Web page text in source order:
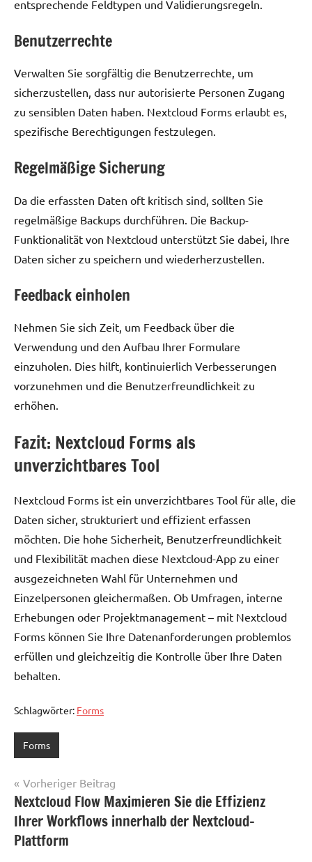
entsprechende Feldtypen und Validierungsregeln.
Benutzerrechte
Verwalten Sie sorgfältig die Benutzerrechte, um
sicherzustellen, dass nur autorisierte Personen Zugang
zu sensiblen Daten haben. Nextcloud Forms erlaubt es,
spezifische Berechtigungen festzulegen.
Regelmäßige Sicherung
Da die erfassten Daten oft kritisch sind, sollten Sie
regelmäßige Backups durchführen. Die Backup-
Funktionalität von Nextcloud unterstützt Sie dabei, Ihre
Daten sicher zu speichern und wiederherzustellen.
Feedback einholen
Nehmen Sie sich Zeit, um Feedback über die
Verwendung und den Aufbau Ihrer Formulare
einzuholen. Dies hilft, kontinuierlich Verbesserungen
vorzunehmen und die Benutzerfreundlichkeit zu
erhöhen.
Fazit: Nextcloud Forms als
unverzichtbares Tool
Nextcloud Forms ist ein unverzichtbares Tool für alle, die
Daten sicher, strukturiert und effizient erfassen
möchten. Die hohe Sicherheit, Benutzerfreundlichkeit
und Flexibilität machen diese Nextcloud-App zu einer
ausgezeichneten Wahl für Unternehmen und
Einzelpersonen gleichermaßen. Ob Umfragen, interne
Erhebungen oder Projektmanagement – mit Nextcloud
Forms können Sie Ihre Datenanforderungen problemlos
erfüllen und gleichzeitig die Kontrolle über Ihre Daten
behalten.
Schlagwörter: Forms
Forms
Beitragsnavigation
Vorheriger Beitrag
Nextcloud Flow Maximieren Sie die Effizienz
Ihrer Workflows innerhalb der Nextcloud-
Plattform